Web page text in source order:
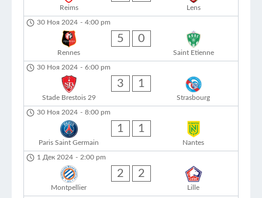
Reims Lens
30 Ноя 2024 - 4:00 pm
Rennes
5 0
Saint Etienne
30 Ноя 2024 - 6:00 pm
Stade Brestois 29
3 1
Strasbourg
30 Ноя 2024 - 8:00 pm
Paris Saint Germain
1 1
Nantes
1 Дек 2024 - 2:00 pm
Montpellier
2 2
Lille